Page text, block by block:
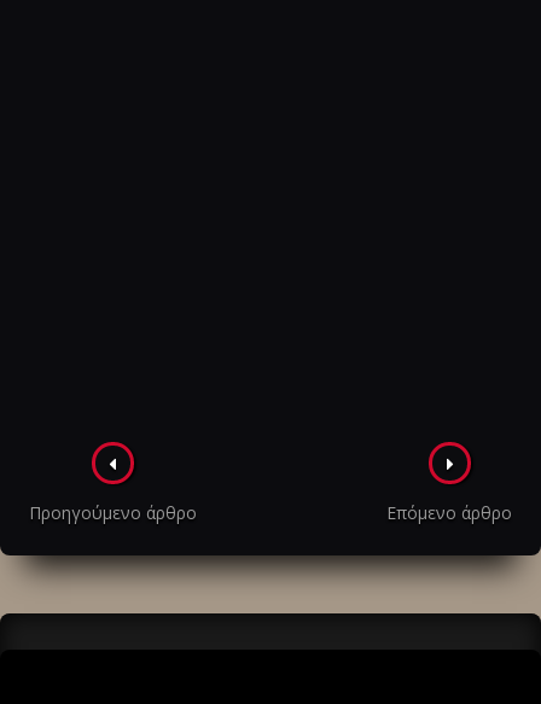
Πλοήγηση
στα
άρθρα
Προηγούμενο άρθρο Επόμενο άρθρο